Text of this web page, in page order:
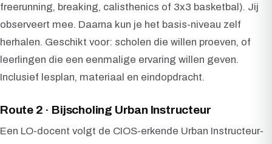
freerunning, breaking, calisthenics of 3x3 basketbal). Jij
observeert mee. Daarna kun je het basis-niveau zelf
herhalen. Geschikt voor: scholen die willen proeven, of
leerlingen die een eenmalige ervaring willen geven.
Inclusief lesplan, materiaal en eindopdracht.
Route 2 · Bijscholing Urban Instructeur
Een LO-docent volgt de CIOS-erkende Urban Instructeur-